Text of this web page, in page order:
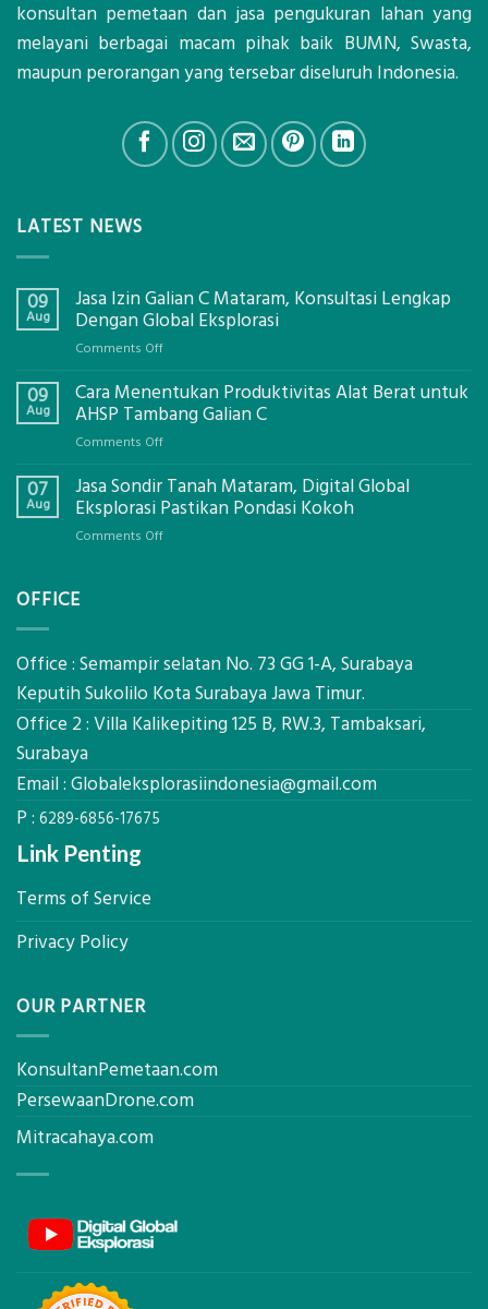
konsultan pemetaan dan jasa pengukuran lahan yang
melayani berbagai macam pihak baik BUMN, Swasta,
maupun perorangan yang tersebar diseluruh Indonesia.
LATEST NEWS
09
Aug
Jasa Izin Galian C Mataram, Konsultasi Lengkap
Dengan Global Eksplorasi
Comments Offon
Izin
Galian
Lengkap
Dengan
Global
09
Aug
Cara Menentukan Produktivitas Alat Berat untuk
AHSP Tambang Galian C
Comments Offon
Menentukan
Produktivitas
07
Aug
Jasa Sondir Tanah Mataram, Digital Global
Eksplorasi Pastikan Pondasi Kokoh
Comments Offon
Global
Pastikan
Pondasi
OFFICE
Office : Semampir selatan No. 73 GG 1-A, Surabaya
Keputih Sukolilo Kota Surabaya Jawa Timur.
Office 2 : Villa Kalikepiting 125 B, RW.3, Tambaksari,
Surabaya
Email : Globaleksplorasiindonesia@gmail.com
P : 6289-6856-17675
Link Penting
Terms of Service
Privacy Policy
OUR PARTNER
KonsultanPemetaan.com
PersewaanDrone.com
Mitracahaya.com